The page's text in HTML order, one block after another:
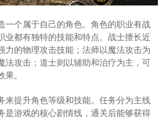
一个属于自己的角色。角色的职业有战
业都有独特的技能和特点。战士擅长近
力的物理攻击技能；法师以魔法攻击为
法攻击；道士则以辅助和治疗为主，可
。
来提升角色等级和技能。任务分为主线
是游戏的核心剧情线，通关后能够获得